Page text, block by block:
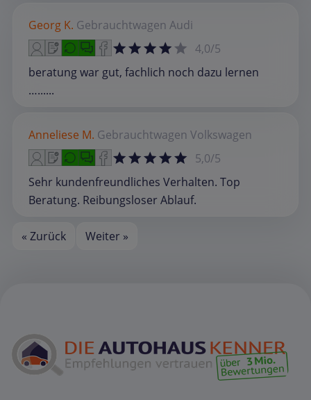
Georg K. Gebrauchtwagen Audi
4,0/5
beratung war gut, fachlich noch dazu lernen
…......
Anneliese M. Gebrauchtwagen Volkswagen
5,0/5
Sehr kundenfreundliches Verhalten. Top
Beratung. Reibungsloser Ablauf.
« Zurück Weiter »